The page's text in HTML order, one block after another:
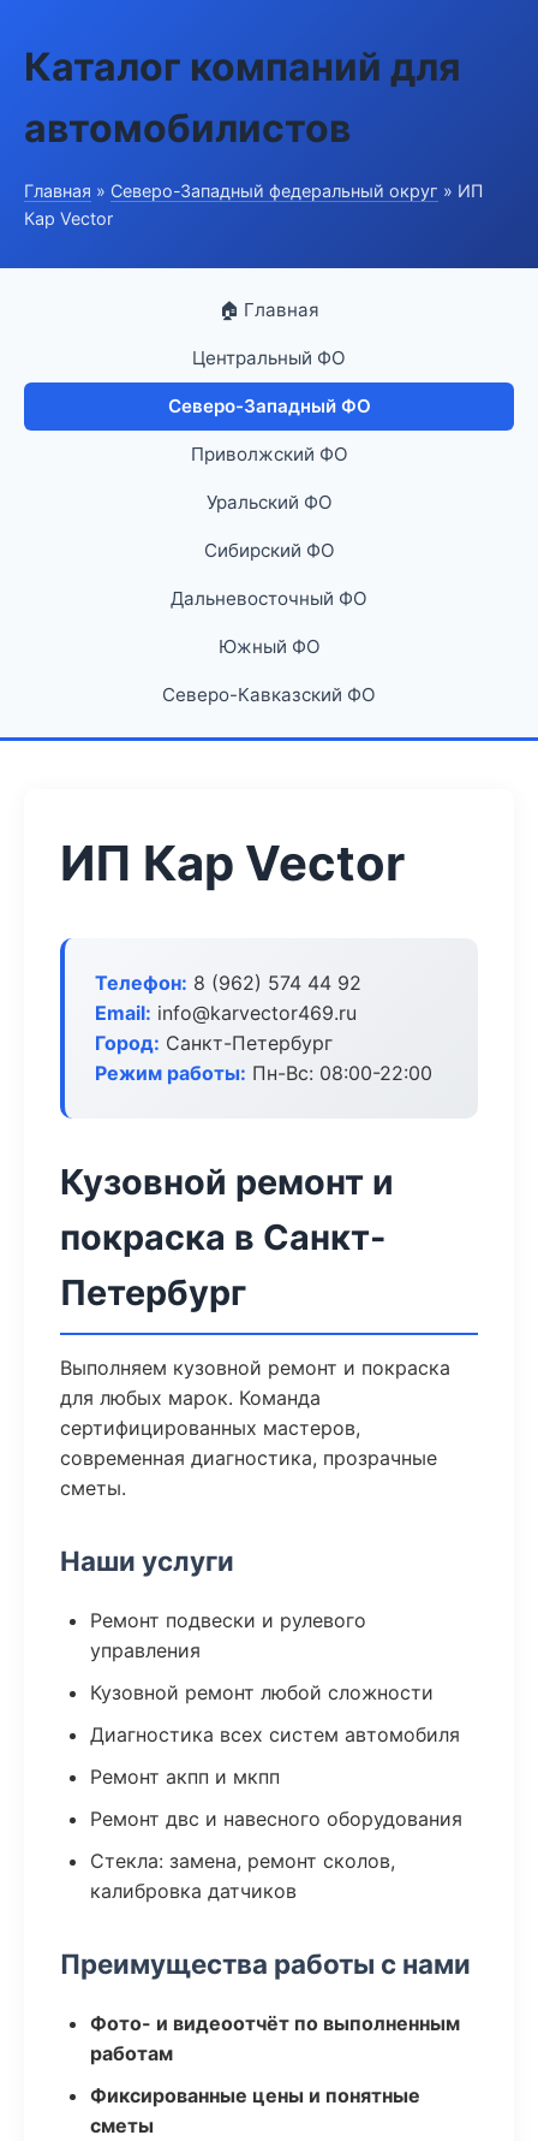
Каталог компаний для
автомобилистов
Главная » Северо-Западный федеральный округ » ИП
Кар Vector
🏠 Главная
Центральный ФО
Северо-Западный ФО
Приволжский ФО
Уральский ФО
Сибирский ФО
Дальневосточный ФО
Южный ФО
Северо-Кавказский ФО
ИП Кар Vector
Телефон: 8 (962) 574 44 92
Email: info@karvector469.ru
Город: Санкт-Петербург
Режим работы: Пн-Вс: 08:00-22:00
Кузовной ремонт и
покраска в Санкт-
Петербург
Выполняем кузовной ремонт и покраска
для любых марок. Команда
сертифицированных мастеров,
современная диагностика, прозрачные
сметы.
Наши услуги
Ремонт подвески и рулевого
управления
Кузовной ремонт любой сложности
Диагностика всех систем автомобиля
Ремонт акпп и мкпп
Ремонт двс и навесного оборудования
Стекла: замена, ремонт сколов,
калибровка датчиков
Преимущества работы с нами
Фото- и видеоотчёт по выполненным
работам
Фиксированные цены и понятные
сметы